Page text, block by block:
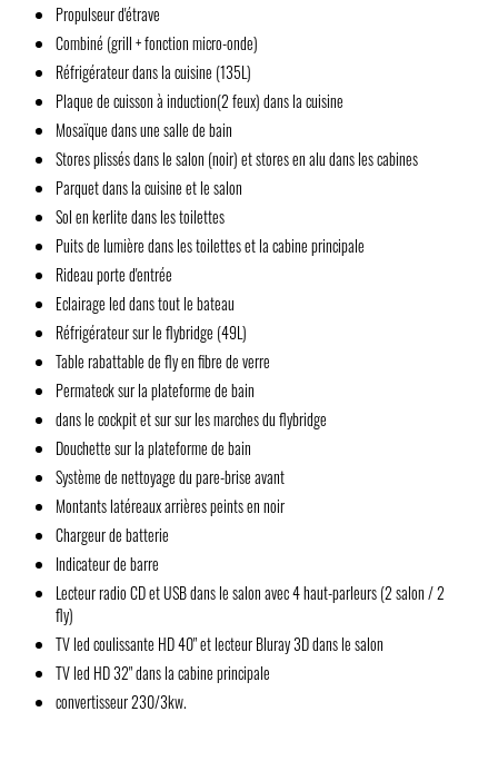
Propulseur d'étrave
Combiné (grill + fonction micro-onde)
Réfrigérateur dans la cuisine (135L)
Plaque de cuisson à induction(2 feux) dans la cuisine
Mosaïque dans une salle de bain
Stores plissés dans le salon (noir) et stores en alu dans les cabines
Parquet dans la cuisine et le salon
Sol en kerlite dans les toilettes
Puits de lumière dans les toilettes et la cabine principale
Rideau porte d'entrée
Eclairage led dans tout le bateau
Réfrigérateur sur le flybridge (49L)
Table rabattable de fly en fibre de verre
Permateck sur la plateforme de bain
dans le cockpit et sur sur les marches du flybridge
Douchette sur la plateforme de bain
Système de nettoyage du pare-brise avant
Montants latéreaux arrières peints en noir
Chargeur de batterie
Indicateur de barre
Lecteur radio CD et USB dans le salon avec 4 haut-parleurs (2 salon / 2
fly)
TV led coulissante HD 40" et lecteur Bluray 3D dans le salon
TV led HD 32" dans la cabine principale
convertisseur 230/3kw.